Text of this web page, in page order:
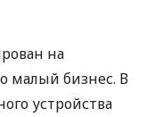
на
малый бизнес. В
устройства